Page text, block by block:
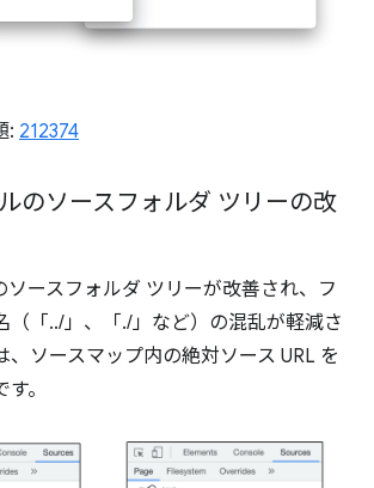
: 212374
のソースフォルダ ツリーの改
ソースフォルダ ツリーが改善され、フ
（「../」、「./」など）の混乱が軽減さ
、ソースマップ内の絶対ソース URL を
。